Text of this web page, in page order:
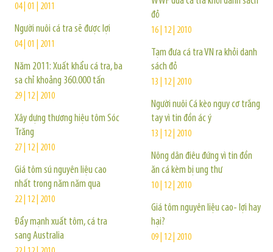
04 | 01 | 2011
Người nuôi cá tra sẽ được lợi
04 | 01 | 2011
Năm 2011: Xuất khẩu cá tra, ba
sa chỉ khoảng 360.000 tấn
29 | 12 | 2010
Xây dựng thương hiệu tôm Sóc
Trăng
27 | 12 | 2010
Giá tôm sú nguyên liệu cao
nhất trong năm năm qua
22 | 12 | 2010
Đẩy mạnh xuất tôm, cá tra
sang Australia
đỏ
16 | 12 | 2010
Tạm đưa cá tra VN ra khỏi danh
sách đỏ
13 | 12 | 2010
Người nuôi Cá kèo nguy cơ trắng
tay vì tin đồn ác ý
13 | 12 | 2010
Nông dân điêu đứng vì tin đồn
ăn cá kèm bị ung thư
10 | 12 | 2010
Giá tôm nguyên liệu cao- lợi hay
hại?
09 | 12 | 2010